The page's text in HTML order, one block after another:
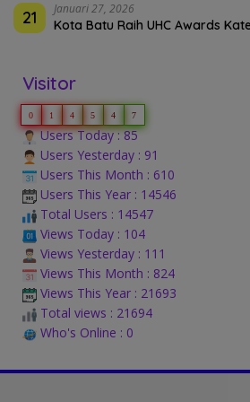
21 Januari 27, 2026
Kota Batu Raih UHC Awards
Visitor
0 1 4 5 4 7
Users Today : 85
Users Yesterday : 91
Users This Month : 610
Users This Year : 14546
Total Users : 14547
Views Today : 104
Views Yesterday : 111
Views This Month : 824
Views This Year : 21693
Total views : 21694
Who's Online : 0